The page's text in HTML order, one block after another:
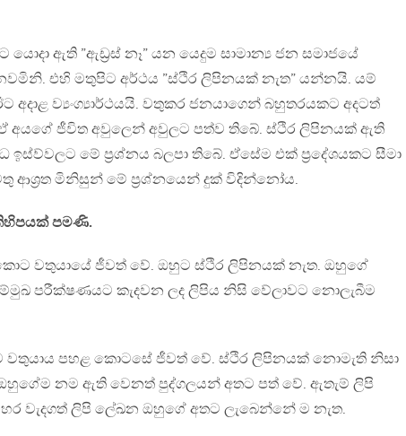
යොදා ඇති ”ඇඩ්‍රස් නෑ” යන යෙදුම සාමාන්‍ය ජන සමාජයේ
එහි මතුපිට අර්ථය ”ස්ථිර ලිපිනයක් නැත” යන්නයි. යම්
අදාළ ව්‍යංග්‍යාර්ථයයි. වතුකර ජනයාගෙන් බහුතරයකට අදටත්
අයගේ ජීවිත අවුලෙන් අවුලට පත්ව තිබේ. ස්ථිර ලිපිනයක් ඇති
මේ ප්‍රශ්නය බලපා තිබේ. ඒසේම එක් ප්‍රදේශයකට සීමා
ආශ්‍රත මිනිසුන් මේ ප්‍රශ්නයෙන් දුක් විදින්නෝය.
පමණි.
වතුයායේ ජීවත් වේ. ඔහුට ස්ථිර ලිපිනයක් නැත. ඔහුගේ
පරීක්ෂණයට කැදවන ලද ලිපිය නිසි වේලාවට නොලැබීම
වතුයාය පහළ කොටසේ ජීවත් වේ. ස්ථිර ලිපිනයක් නොමැති නිසා
ඔහුගේම නම ඇති වෙනත් පුද්ගලයන් අතට පත් වේ. ඇතැම් ලිපි
වැදගත් ලිපි ලේඛන ඔහුගේ අතට ලැබෙන්නේ ම නැත.